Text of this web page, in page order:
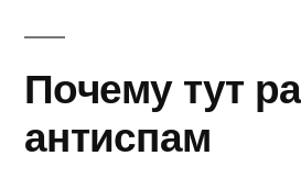
Почему тут
антиспам